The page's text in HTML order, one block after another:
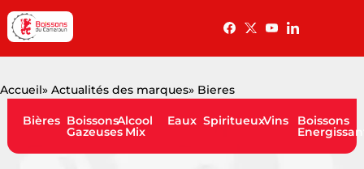
Accueil» Actualités des marques» Bieres
Bières Boissons
Gazeuses
Alcool
Mix
Eaux SpiritueuxVins Boissons